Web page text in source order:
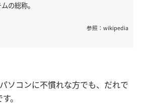
の総称。
参照：wikipedia
ソコンに不慣れな方でも、だれで
。